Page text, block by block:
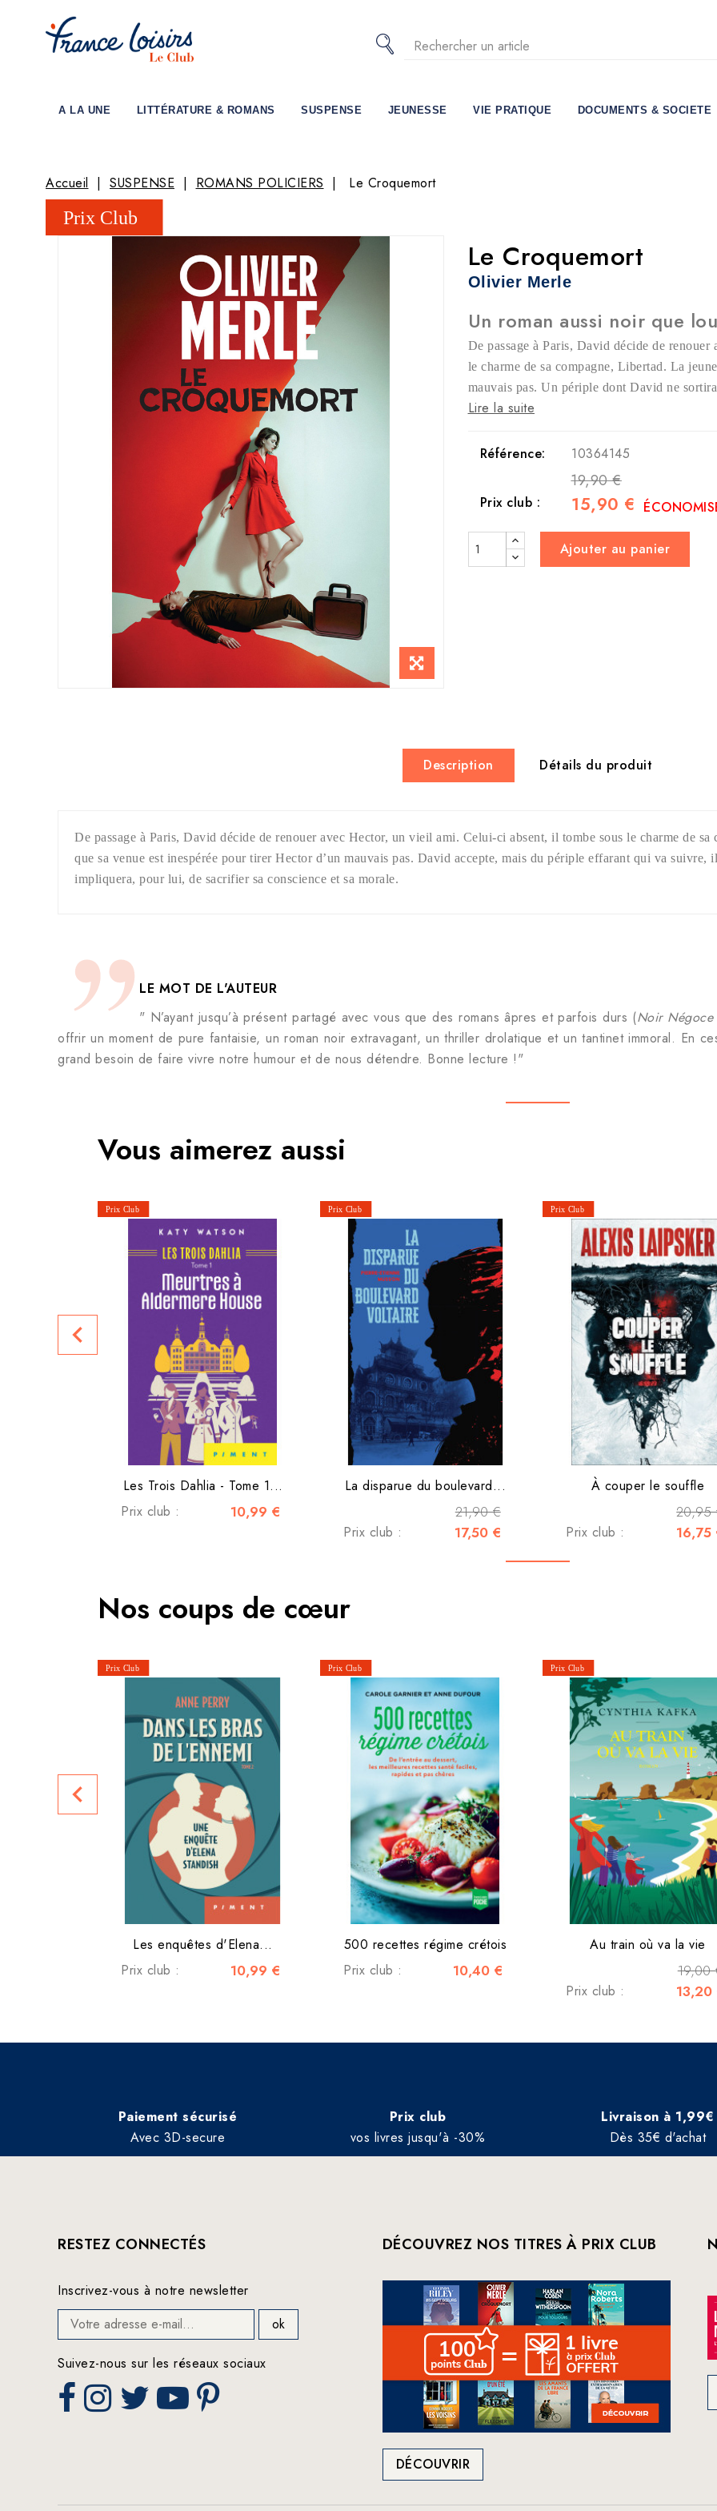
A LA UNE LITTÉRATURE & ROMANS SUSPENSE JEUNESSE VIE PRATIQUE DOCUMENTS & SOCIETE
Accueil SUSPENSE ROMANS POLICIERS Le Croquemort
Le Croquemort
Olivier Merle
Un roman aussi noir que
De passage à Paris, David décide de
le charme de sa compagne, Libertad. La
mauvais pas. Un périple dont David ne
Lire la suite
Référence: 10364145
19,90 €
Prix club : 15,90 €
Ajouter au panier
Description Détails du produit
De passage à Paris, David décide de renouer avec Hector, un vieil ami. Celui-ci absent, il tombe sous le charme de
que sa venue est inespérée pour tirer Hector d’un mauvais pas. David accepte, mais du périple effarant qui va suivre,
impliquera, pour lui, de sacrifier sa conscience et sa morale.
LE MOT DE L'AUTEUR
" N’ayant jusqu’à présent partagé avec vous que des romans âpres et parfois durs (Noir Négoce
offrir un moment de pure fantaisie, un roman noir extravagant, un thriller drolatique et un tantinet immoral. En
grand besoin de faire vivre notre humour et de nous détendre. Bonne lecture !"
Vous aimerez aussi
Les Trois Dahlia - Tome 1...
Prix club :
10,99 €
La disparue du boulevard...
21,90 €
Prix club : 17,50 €
À couper le souffle
20,95
Prix club : 16,75
navigate_before
Nos coups de cœur
Les enquêtes d'Elena...
Prix club :
10,99 €
500 recettes régime crétois
Prix club :
10,40 €
Au train où va la vie
19,00
Prix club : 13,20
navigate_before
Paiement sécurisé
Avec 3D-secure
Prix club
vos livres jusqu'à -30%
Livraison à 1,99€
Dès 35€ d'achat
RESTEZ CONNECTÉS
Inscrivez-vous à notre newsletter
Suivez-nous sur les réseaux sociaux
DÉCOUVREZ NOS TITRES À PRIX CLUB
DÉCOUVRIR